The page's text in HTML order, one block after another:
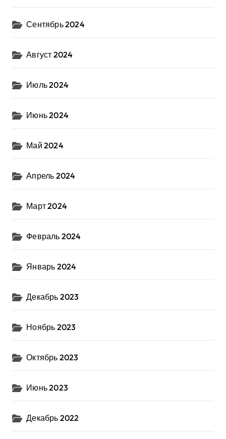
Сентябрь 2024
Август 2024
Июль 2024
Июнь 2024
Май 2024
Апрель 2024
Март 2024
Февраль 2024
Январь 2024
Декабрь 2023
Ноябрь 2023
Октябрь 2023
Июнь 2023
Декабрь 2022